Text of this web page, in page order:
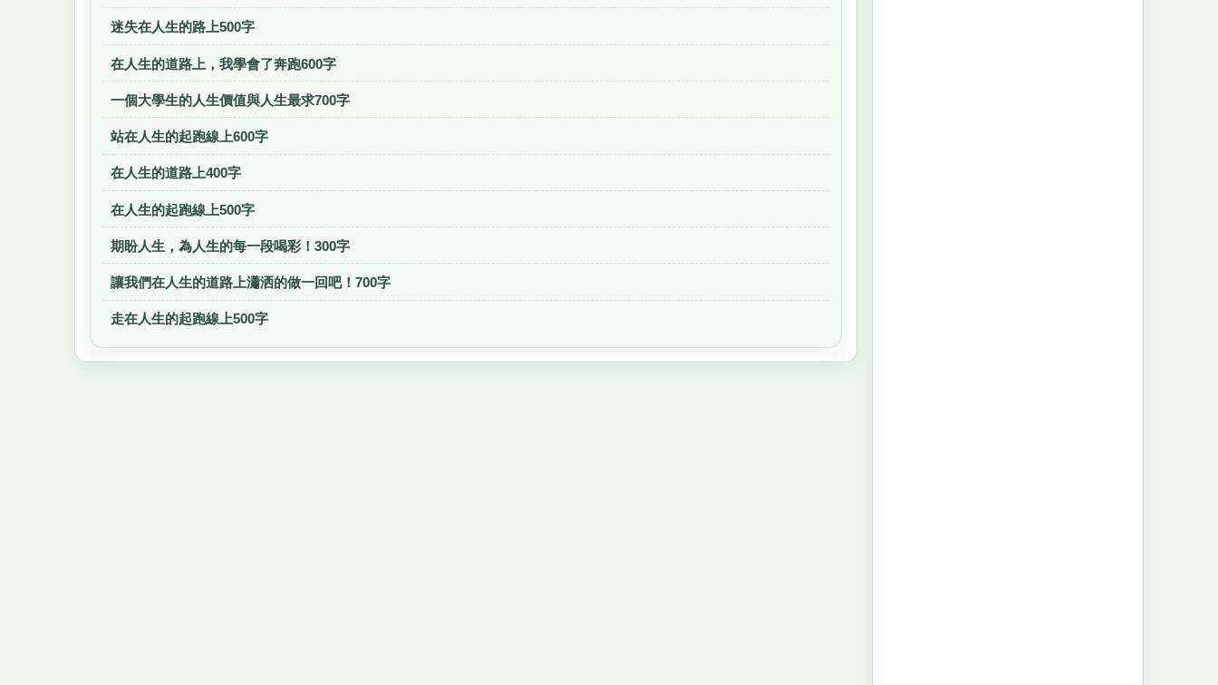
迷失在人生的路上500字
在人生的道路上，我學會了奔跑600字
一個大學生的人生價值與人生最求700字
站在人生的起跑線上600字
在人生的道路上400字
在人生的起跑線上500字
期盼人生，為人生的每一段喝彩！300字
讓我們在人生的道路上瀟洒的做一回吧！700字
走在人生的起跑線上500字